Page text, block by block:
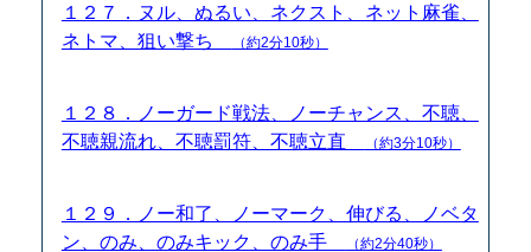
１２７．ヌル、ぬるい、ネクスト、ネット麻雀、
ネトマ、狙い撃ち
（約2分10秒）
１２８．ノーガード戦法、ノーチャンス、不聴、
不聴親流れ、不聴罰符、不聴立直
（約3分10秒）
１２９．ノー和了、ノーマーク、伸びる、ノベタ
ン、のみ、のみキック、のみ手
（約2分40秒）